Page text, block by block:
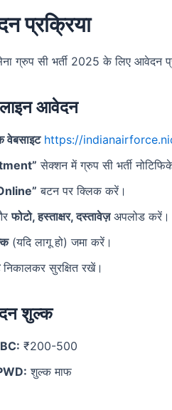
प्रक्रिया
ग्रुप सी भर्ती 2025 के लिए आवेदन
आवेदन
वेबसाइट https://
सेक्शन में ग्रुप सी भर्ती
बटन पर क्लिक करें।
फोटो, हस्ताक्षर, दस्तावेज़अपलोड करें।
(यदि लागू हो) जमा करें।
निकालकर सुरक्षित रखें।
शुल्क
₹200-500
शुल्क माफ